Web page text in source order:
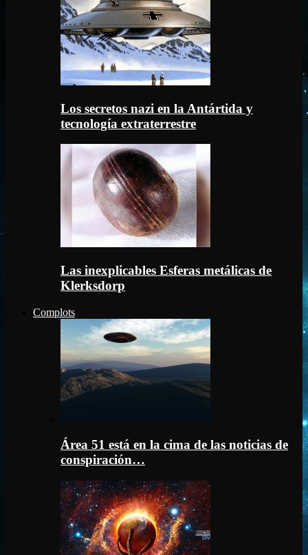
Los secretos nazi en la Antártida y
tecnología extraterrestre
Las inexplicables Esferas metálicas de
Klerksdorp
Complots
Área 51 está en la cima de las noticias de
conspiración…